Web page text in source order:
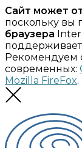
Сайт может
поскольку вы
браузера
Рекомендуем
современных:
Mozilla FireFox.